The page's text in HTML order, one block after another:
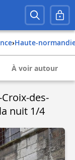
› haute-
À voir autour
des-
nuit 1/4